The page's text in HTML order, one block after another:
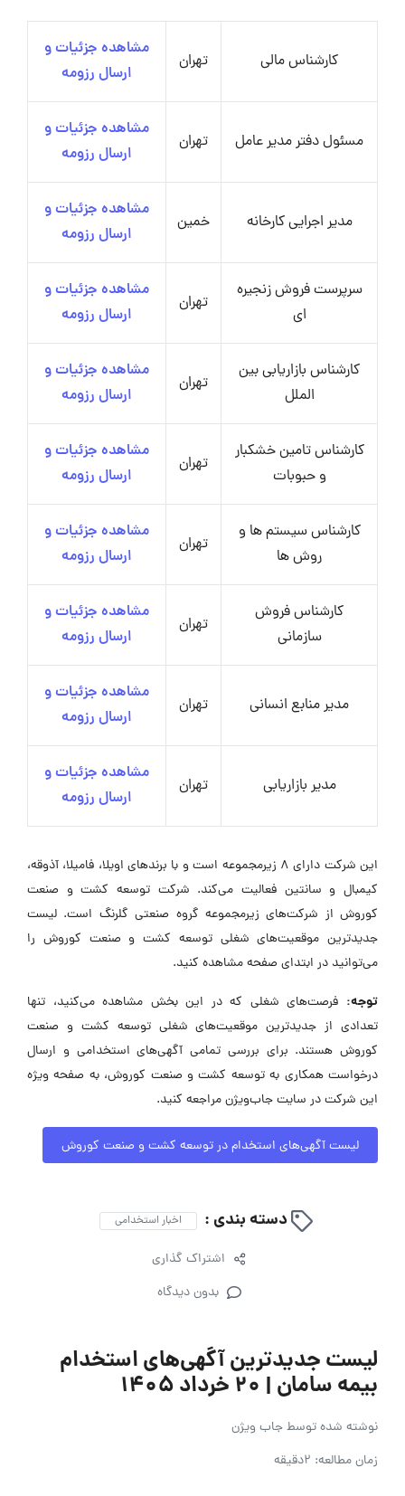
کارشناس مالی تهران
مشاهده جزئیات و
ارسال رزومه
مسئول دفتر مدیر عامل تهران
مشاهده جزئیات و
ارسال رزومه
مدیر اجرایی کارخانه خمین
مشاهده جزئیات و
ارسال رزومه
سرپرست فروش زنجیره
ای
تهران
مشاهده جزئیات و
ارسال رزومه
کارشناس بازاریابی بین
الملل
تهران
مشاهده جزئیات و
ارسال رزومه
کارشناس تامین خشکبار
و حبوبات
تهران
مشاهده جزئیات و
ارسال رزومه
کارشناس سیستم ها و
روش ها
تهران
مشاهده جزئیات و
ارسال رزومه
کارشناس فروش
سازمانی
تهران
مشاهده جزئیات و
ارسال رزومه
مدیر منابع انسانی تهران
مشاهده جزئیات و
ارسال رزومه
مدیر بازاریابی تهران
مشاهده جزئیات و
ارسال رزومه
این شرکت دارای ۸ زیرمجموعه است و با برندهای اویلا، فامیلا، آذوقه،
کیمبال و سانتین فعالیت می‌کند. شرکت توسعه کشت و صنعت
کوروش از شرکت‌های زیرمجموعه گروه صنعتی گلرنگ است. لیست
جدیدترین موقعیت‌های شغلی توسعه کشت و صنعت کوروش را
می‌توانید در ابتدای صفحه مشاهده کنید.
توجه: فرصت‌های شغلی که در این بخش مشاهده می‌کنید، تنها
تعدادی از جدیدترین موقعیت‌های شغلی توسعه کشت و صنعت
کوروش هستند. برای بررسی تمامی آگهی‌های استخدامی و ارسال
درخواست همکاری به توسعه کشت و صنعت کوروش، به صفحه ویژه
این شرکت در سایت جاب‌ویژن مراجعه کنید.
لیست آگهی‌های استخدام در توسعه کشت و صنعت کوروش
دسته بندی : اخبار استخدامی
اشتراک گذاری
بدون دیدگاه
لیست جدیدترین آگهی‌های استخدام
بیمه سامان | ۲۰ خرداد ۱۴۰۵
نوشته شده توسطجاب ویژن
زمان مطالعه: 2دقیقه